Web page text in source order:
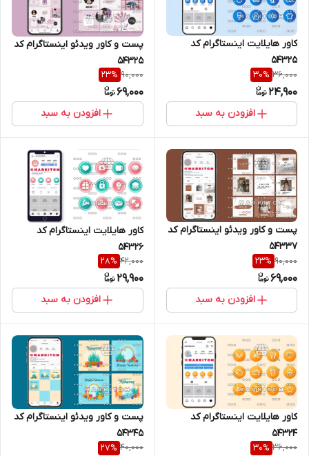
کاور هایلایت اینستاگرام کد
54325
36,000
30%
24,900
افزودن به سبد
پست و کاور ویدئو اینستاگرام کد
54325
90,000
23%
69,000
افزودن به سبد
پست و کاور ویدئو اینستاگرام کد
54337
90,000
23%
69,000
افزودن به سبد
کاور هایلایت اینستاگرام کد
54326
42,000
28%
29,900
افزودن به سبد
کاور هایلایت اینستاگرام کد
54324
36,000
30%
پست و کاور ویدئو اینستاگرام کد
54345
40,000
27%